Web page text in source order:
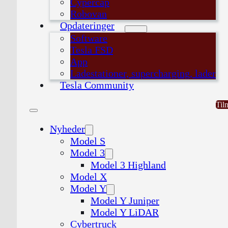
Robovan
Opdateringer
Software
Tesla FSD
App
Ladestationer, supercharging, lader
Tesla Community
Nyheder
Model S
Model 3
Model 3 Highland
Model X
Model Y
Model Y Juniper
Model Y LiDAR
Cybertruck